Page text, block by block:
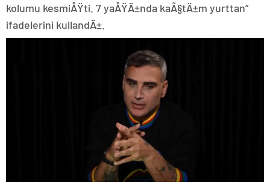
kolumu kesmiÅŸti. 7 yaÅŸÄ±nda kaÃ§tÄ±m yurttan”
ifadelerini kullandÄ±.